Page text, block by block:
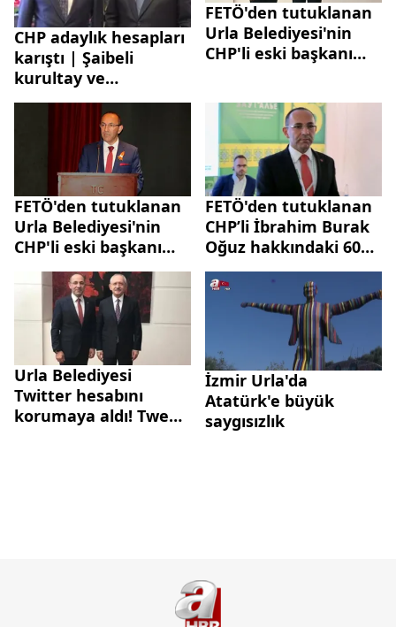
CHP adaylık hesapları
karıştı | Şaibeli
kurultay ve
belediyeler patlayan
FETÖ'den tutuklanan
Urla Belediyesi'nin
CHP'li eski başkanı
karşısında - Video
FETÖ'den tutuklanan
Urla Belediyesi'nin
CHP'li eski başkanı
İbrahim Burak
Oğuz'un hakim
karşısında
FETÖ'den tutuklanan
CHP’li İbrahim Burak
Oğuz hakkındaki 60
sayfalık iddianamede
şok detaylar
Urla Belediyesi
Twitter hesabını
korumaya aldı! Tweet
İzmir Urla'da
Atatürk'e büyük
saygısızlık